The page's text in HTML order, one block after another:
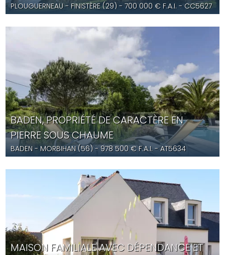
PLOUGUERNEAU- FINISTÈRE (29) -700 000 € F.A.I. - CC5627
BADEN, PROPRIÉTÉ DE CARACTÈRE EN
PIERRE SOUS CHAUME
BADEN - MORBIHAN (56) -978 500 € F.A.I.- AT5634
MAISON FAMILIALE AVEC DÉPENDANCE ET